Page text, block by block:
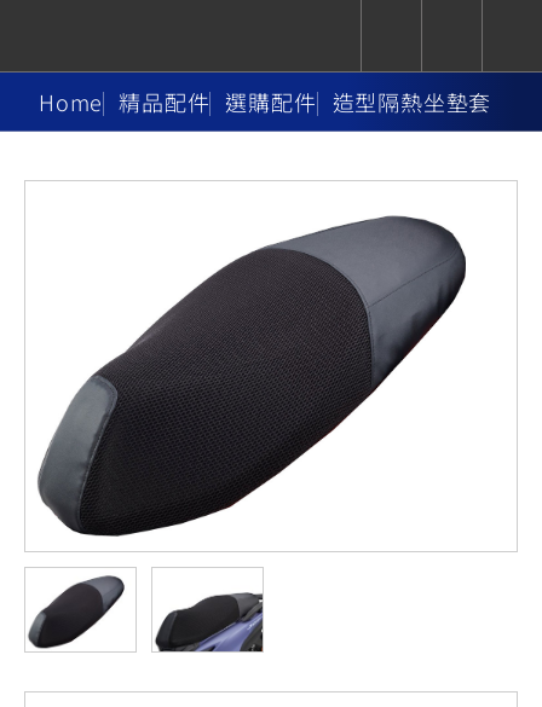
Naked
Sport
Heritage
YZF-R7
550+
YZF-R3
251~549
YZF-R15
MT-
09
Y-
AMT
550+
MT-
09
550+
MT-
07
Y-
AMT
07
XSR
FashionAdventureFamily
XMAX
251~549
NMAX
150
AUGUR
CYGNUS
XR
150
CYGNUS
X
125
FORCE
2.0
150
Limi
125
Vinoora
125
BW'S
125
AXIS
CUXiE
追蹤愛車
我的愛車 瀏覽紀錄
Home 精品配件 選購配件 造型隔熱坐墊套